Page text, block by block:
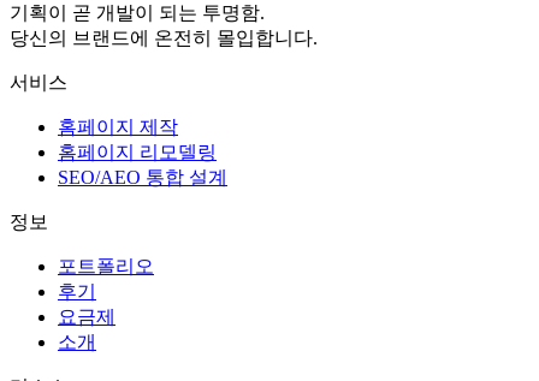
기획이 곧 개발이 되는 투명함.
당신의 브랜드에 온전히 몰입합니다.
서비스
홈페이지 제작
홈페이지 리모델링
SEO/AEO 통합 설계
정보
포트폴리오
후기
요금제
소개